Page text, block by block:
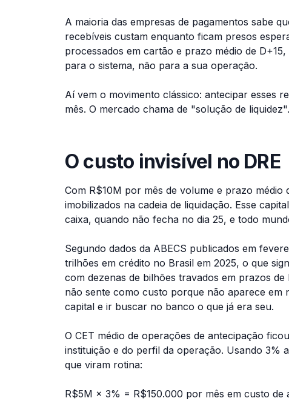
A maioria das empresas de pagamentos sabe
recebíveis custam enquanto ficam presos
processados em cartão e prazo médio de
para o sistema, não para a sua operação.
Aí vem o movimento clássico: antecipar esses
mês. O mercado chama de "solução de
O custo invisível no DRE
Com R$10M por mês de volume e prazo
imobilizados na cadeia de liquidação. Esse
caixa, quando não fecha no dia 25, e todo
Segundo dados da ABECS publicados em
trilhões em crédito no Brasil em 2025, o que
com dezenas de bilhões travados em prazos de
não sente como custo porque não aparece em
capital e ir buscar no banco o que já era seu.
O CET médio de operações de antecipação
instituição e do perfil da operação. Usando 3%
que viram rotina:
R$5M × 3% = R$150.000 por mês em custo de